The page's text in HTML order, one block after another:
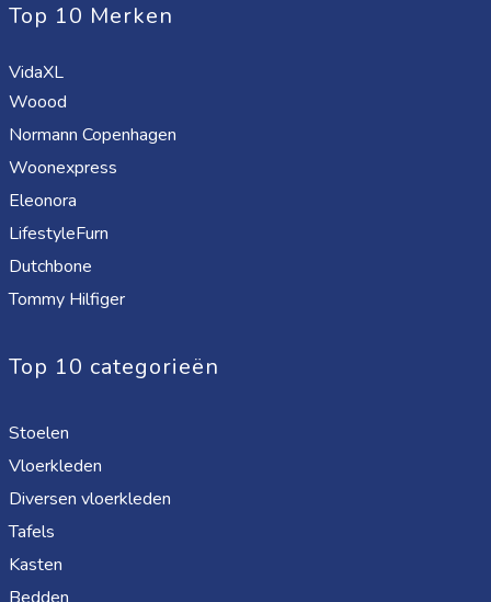
Top 10 Merken
VidaXL
Woood
Normann Copenhagen
Woonexpress
Eleonora
LifestyleFurn
Dutchbone
Tommy Hilfiger
Top 10 categorieën
Stoelen
Vloerkleden
Diversen vloerkleden
Tafels
Kasten